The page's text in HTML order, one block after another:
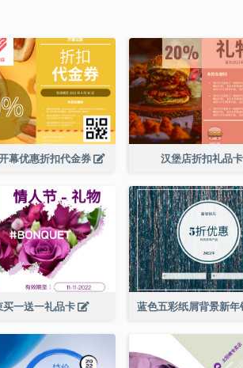
幕优惠折扣代金券 汉堡店折扣礼品
买一送一礼品卡